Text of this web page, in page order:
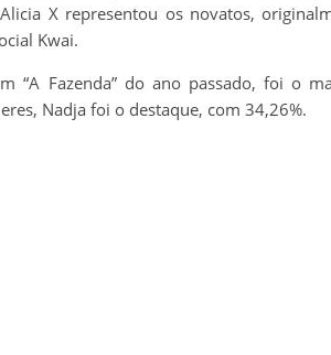
X representou os novatos,
Kwai.
“A Fazenda” do ano passado, foi o
Nadja foi o destaque, com 34,26%.